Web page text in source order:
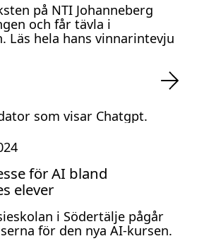
på NTI Johanneberg
och får tävla i
Läs hela hans vinnarintevju
för AI bland
elever
i Södertälje pågår
för den nya AI-kursen.